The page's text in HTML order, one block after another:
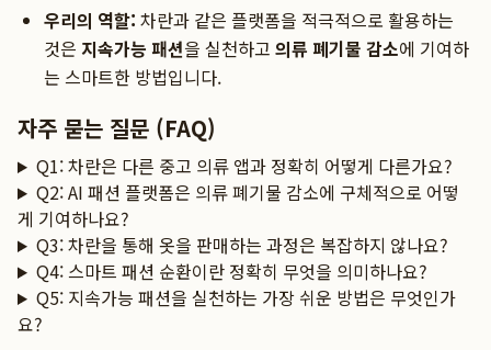
우리의 역할: 차란과 같은 플랫폼을 적극적으로 활용하는
것은 지속가능 패션을 실천하고 의류 폐기물 감소에 기여하
는 스마트한 방법입니다.
자주 묻는 질문 (FAQ)
Q1: 차란은 다른 중고 의류 앱과 정확히 어떻게 다른가요?
Q2: AI 패션 플랫폼은 의류 폐기물 감소에 구체적으로 어떻
게 기여하나요?
Q3: 차란을 통해 옷을 판매하는 과정은 복잡하지 않나요?
Q4: 스마트 패션 순환이란 정확히 무엇을 의미하나요?
Q5: 지속가능 패션을 실천하는 가장 쉬운 방법은 무엇인가
요?